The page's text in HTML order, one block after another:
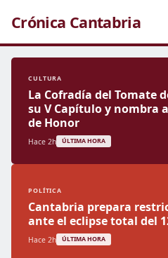
Crónica Cantabria
CULTURA
La Cofradía del Tomate
su V Capítulo y nombra
de Honor
Hace 2h ÚLTIMA HORA
POLÍTICA
Cantabria prepara
ante el eclipse total del
Hace 2h ÚLTIMA HORA